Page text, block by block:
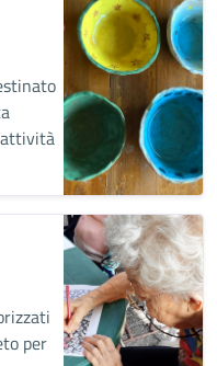
attività
per